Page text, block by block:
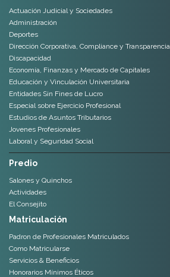
Actuación Judicial y Sociedades
Administración
Deportes
Dirección Corporativa, Compliance y Transparencia
Discapacidad
Economía, Finanzas y Mercado de Capitales
Educación y Vinculación Universitaria
Entidades Sin Fines de Lucro
Especial sobre Ejercicio Profesional
Estudios de Asuntos Tributarios
Jovenes Profesionales
Laboral y Seguridad Social
Predio
Salones y Quinchos
Actividades
El Consejito
Matriculación
Padron de Profesionales Matriculados
Como Matricularse
Servicios & Beneficios
Honorarios Mínimos Éticos